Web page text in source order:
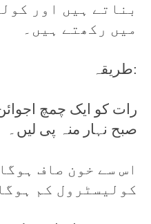
بناتے ہیں اور
میں رکھتے ہیں۔
طریقہ:
رات کو ایک چمچ
صبح نہار منہ پی لیں۔
اس سے خون صاف
کولیسٹرول کم